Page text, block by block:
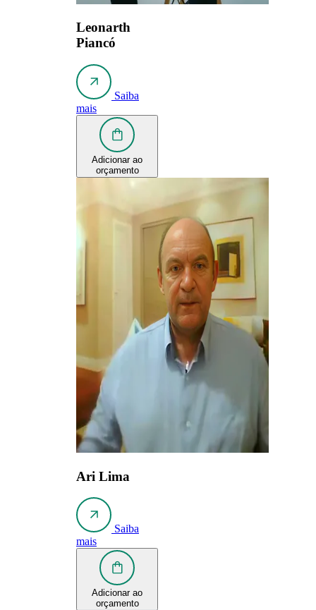
Leonarth
Piancó
Saiba
mais
Adicionar ao
orçamento
Ari Lima
Saiba
mais
Adicionar ao
orçamento